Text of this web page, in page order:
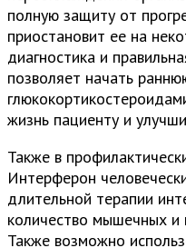
полную защиту от
приостановит ее на
диагностика и
позволяет начать
жизнь пациенту и
Также в
Интерферон
длительной терапии
количество мышечных
Также возможно